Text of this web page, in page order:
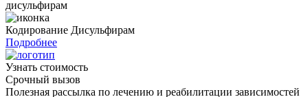
Кодирование Дисульфирам
Подробнее
Узнать стоимость
Срочный вызов
Полезная рассылка по лечению и реабилитации зависимостей